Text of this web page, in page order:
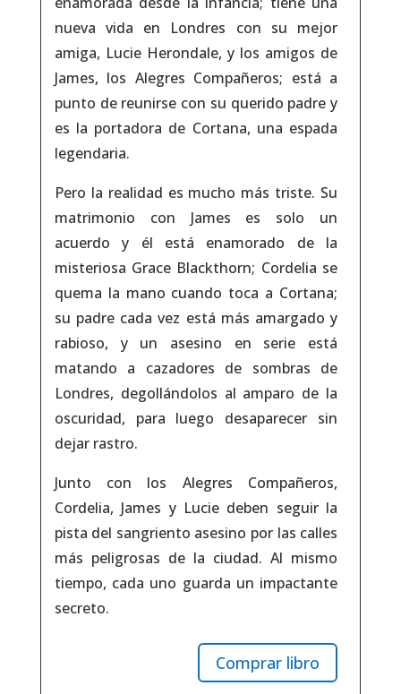
nueva vida en Londres con su mejor
amiga, Lucie Herondale, y los amigos de
James, los Alegres Compañeros; está a
punto de reunirse con su querido padre y
es la portadora de Cortana, una espada
legendaria.
Pero la realidad es mucho más triste. Su
matrimonio con James es solo un
acuerdo y él está enamorado de la
misteriosa Grace Blackthorn; Cordelia se
quema la mano cuando toca a Cortana;
su padre cada vez está más amargado y
rabioso, y un asesino en serie está
matando a cazadores de sombras de
Londres, degollándolos al amparo de la
oscuridad, para luego desaparecer sin
dejar rastro.
Junto con los Alegres Compañeros,
Cordelia, James y Lucie deben seguir la
pista del sangriento asesino por las calles
más peligrosas de la ciudad. Al mismo
tiempo, cada uno guarda un impactante
secreto.
Comprar libro